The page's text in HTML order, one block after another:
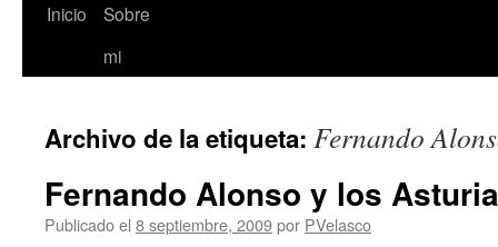
Saltar
Inicio
Sobre
mi
Archivo de la etiqueta: Fernando
Fernando Alonso y los
Publicado el 8 septiembre, 2009por PVelasco